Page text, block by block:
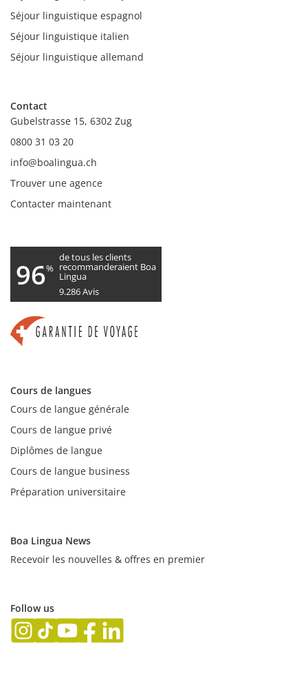
Séjour linguistique espagnol
Séjour linguistique italien
Séjour linguistique allemand
Contact
Gubelstrasse 15, 6302 Zug
0800 31 03 20
info@boalingua.ch
Trouver une agence
Contacter maintenant
96%
de tous les clients
recommanderaient Boa
Lingua
9.286Avis
Cours de langues
Cours de langue générale
Cours de langue privé
Diplômes de langue
Cours de langue business
Préparation universitaire
Boa Lingua News
Recevoir les nouvelles & offres en premier
Follow us